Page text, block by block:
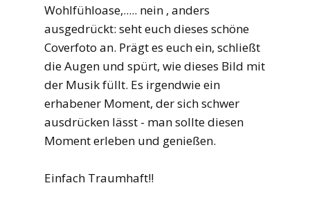
Wohlfühloase,..... nein , anders
ausgedrückt: seht euch dieses schöne
Coverfoto an. Prägt es euch ein, schließt
die Augen und spürt, wie dieses Bild mit
der Musik füllt. Es irgendwie ein
erhabener Moment, der sich schwer
ausdrücken lässt - man sollte diesen
Moment erleben und genießen.
Einfach Traumhaft!!